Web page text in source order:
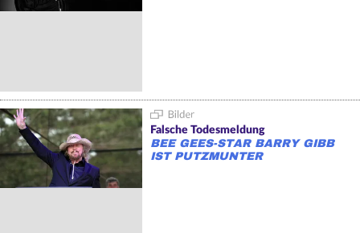
Falsche Todesmeldung
BEE GEES-STAR BARRY GIBB
IST PUTZMUNTER